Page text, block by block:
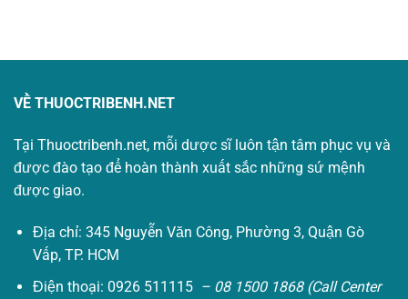
VỀ THUOCTRIBENH.NET
Tại Thuoctribenh.net, mỗi dược sĩ luôn tận tâm phục vụ và
được đào tạo để hoàn thành xuất sắc những sứ mệnh
được giao.
Địa chỉ: 345 Nguyễn Văn Công, Phường 3, Quận Gò
Vấp, TP. HCM
Điện thoại: 0926 511115 – 08 1500 1868 (Call Center